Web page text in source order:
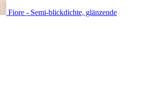
Fiore - Semi-blickdichte, glänzende